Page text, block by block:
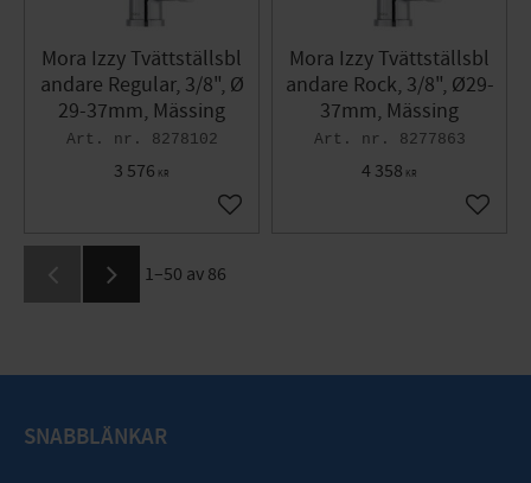
Mora Izzy Tvättställsbl
andare Regular, 3/8", Ø
29-37mm, Mässing
8278102
3 576 KR
Lägg till i favoriter
Mora Izzy Tvättställsbl
andare Rock, 3/8", Ø29-
37mm, Mässing
8277863
4 358 KR
Lägg
1–50 av 86
SNABBLÄNKAR